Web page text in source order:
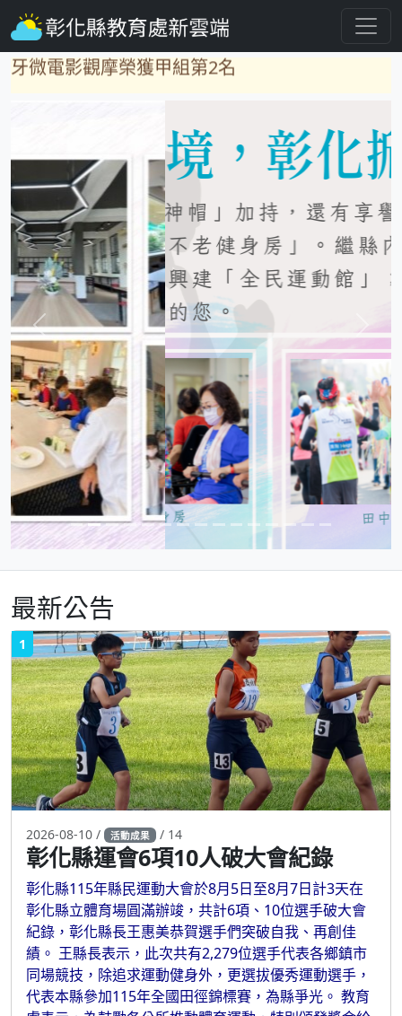
★ 賀！舊館國小參加2026年彰化縣國小學童潔
牙微電影觀摩榮獲甲組第2名
牙微電影觀摩榮獲乙組第1名
★ 賀！和東國小參加2026年彰化縣國小學童潔
牙微電影觀摩榮獲甲組第1名
★ 賀！湖東國小參加教育部國教署「前後測成
效評價」成果報告評選榮獲優良
★ 賀！二水國小參加教育部國教署口腔保健績
優學校遴選榮獲國小組優等
★ 賀！大竹國小參加教育部國教署校園菸檳危
害防制教育「影爆倡議」短片徵選榮獲國小組優
良
★ 賀！社頭國小參加教育部國教署校園菸檳危
害防制教育「影爆倡議」短片徵選榮獲國小組特
上一張 下一
最新公告
1
2026-08-10 / 活動成果 / 14
彰化縣運會6項10人破大會紀錄
彰化縣115年縣民運動大會於8月5日至8月7日計3天在
彰化縣立體育場圓滿辦竣，共計6項、10位選手破大會
紀錄，彰化縣長王惠美恭賀選手們突破自我、再創佳
績。 王縣長表示，此次共有2,279位選手代表各鄉鎮市
同場競技，除追求運動健身外，更選拔優秀運動選手，
代表本縣參加115年全國田徑錦標賽，為縣爭光。 教育